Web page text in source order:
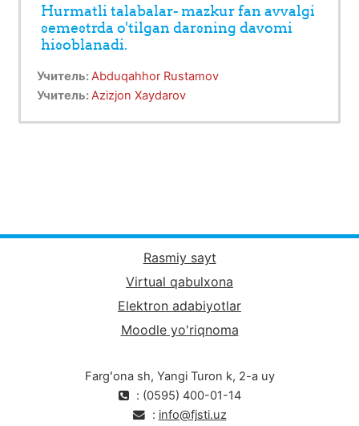
Hurmatli talabalar- mazkur fan avvalgi
semestrda o'tilgan darsning davomi
hisoblanadi.
Учитель:Abduqahhor Rustamov
Учитель:Azizjon Xaydarov
Rasmiy sayt
Virtual qabulxona
Elektron adabiyotlar
Moodle yo'riqnoma
Fargʻona sh, Yangi Turon k, 2-a uy
: (0595) 400-01-14
: info@fjsti.uz